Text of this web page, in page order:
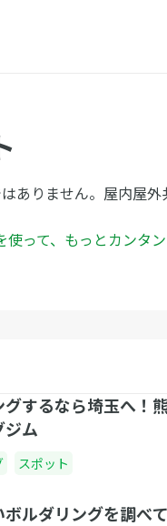
ありません。屋内屋
って、もっとカンタ
するなら埼玉へ！
ジム
スポット
ルダリングを調べ